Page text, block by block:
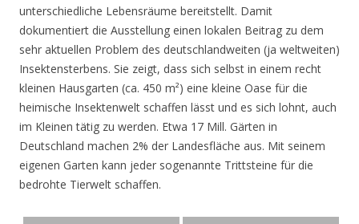
unterschiedliche Lebensräume bereitstellt. Damit
dokumentiert die Ausstellung einen lokalen Beitrag zu dem
sehr aktuellen Problem des deutschlandweiten (ja weltweiten)
Insektensterbens. Sie zeigt, dass sich selbst in einem recht
kleinen Hausgarten (ca. 450 m²) eine kleine Oase für die
heimische Insektenwelt schaffen lässt und es sich lohnt, auch
im Kleinen tätig zu werden. Etwa 17 Mill. Gärten in
Deutschland machen 2% der Landesfläche aus. Mit seinem
eigenen Garten kann jeder sogenannte Trittsteine für die
bedrohte Tierwelt schaffen.